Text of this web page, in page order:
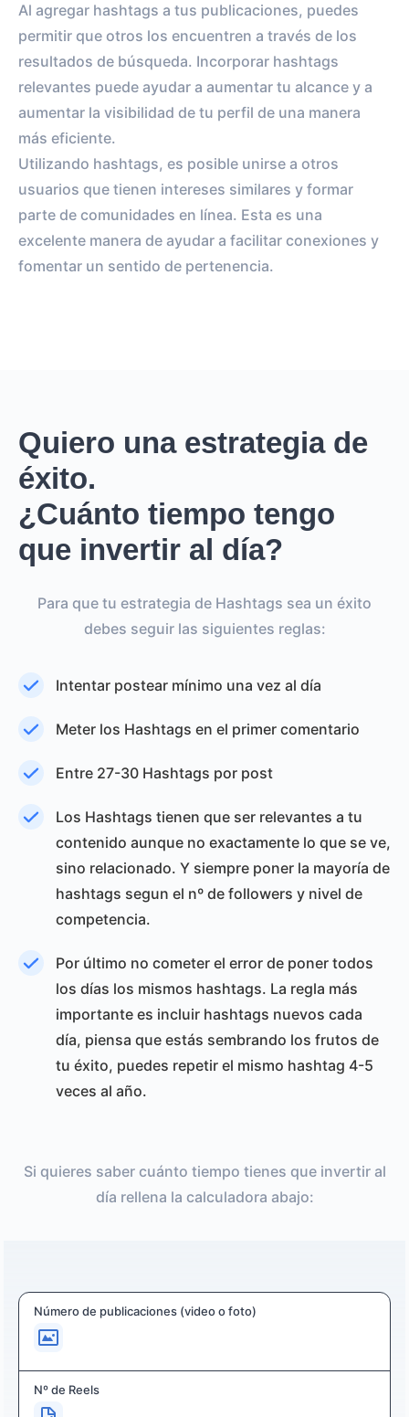
Al agregar hashtags a tus publicaciones, puedes
permitir que otros los encuentren a través de los
resultados de búsqueda. Incorporar hashtags
relevantes puede ayudar a aumentar tu alcance y a
aumentar la visibilidad de tu perfil de una manera
más eficiente.
Utilizando hashtags, es posible unirse a otros
usuarios que tienen intereses similares y formar
parte de comunidades en línea. Esta es una
excelente manera de ayudar a facilitar conexiones y
fomentar un sentido de pertenencia.
Quiero una estrategia de
éxito.
¿Cuánto tiempo tengo
que invertir al día?
Para que tu estrategia de Hashtags sea un éxito
debes seguir las siguientes reglas:
Intentar postear mínimo una vez al día
Meter los Hashtags en el primer comentario
Entre 27-30 Hashtags por post
Los Hashtags tienen que ser relevantes a tu
contenido aunque no exactamente lo que se ve,
sino relacionado. Y siempre poner la mayoría de
hashtags segun el nº de followers y nivel de
competencia.
Por último no cometer el error de poner todos
los días los mismos hashtags. La regla más
importante es incluir hashtags nuevos cada
día, piensa que estás sembrando los frutos de
tu éxito, puedes repetir el mismo hashtag 4-5
veces al año.
Si quieres saber cuánto tiempo tienes que invertir al
día rellena la calculadora abajo:
Número de publicaciones (video o foto)
Nº de Reels